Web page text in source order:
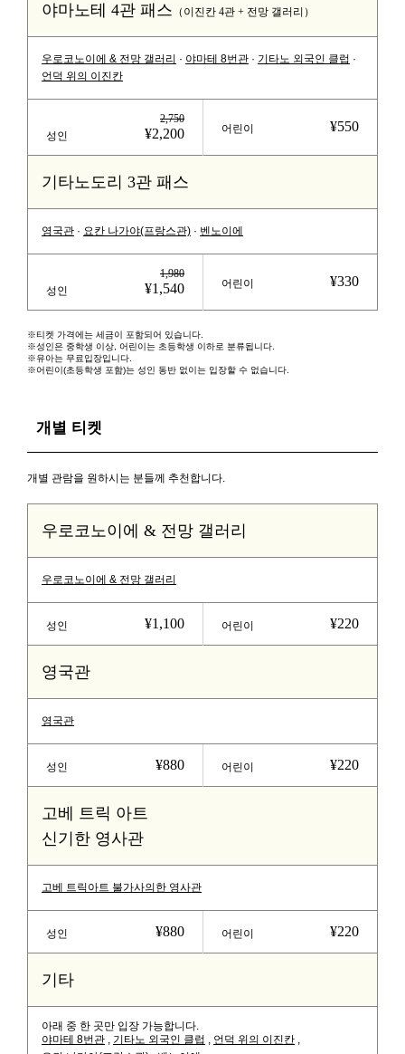
야마노테 4관 패스 （이진칸 4관 + 전망 갤러리）
우로코노이에 & 전망 갤러리 · 야마테 8번관 · 기타노 외국인 클럽 ·
언덕 위의 이진칸
성인
2,750
¥2,200 어린이 ¥550
기타노도리 3관 패스
영국관 · 요칸 나가야(프랑스관) · 벤노이에
성인
1,980
¥1,540 어린이 ¥330
※티켓 가격에는 세금이 포함되어 있습니다.
※성인은 중학생 이상, 어린이는 초등학생 이하로 분류됩니다.
※유아는 무료입장입니다.
※어린이(초등학생 포함)는 성인 동반 없이는 입장할 수 없습니다.
개별 티켓
개별 관람을 원하시는 분들께 추천합니다.
우로코노이에 & 전망 갤러리
우로코노이에 & 전망 갤러리
성인 ¥1,100 어린이 ¥220
영국관
영국관
성인 ¥880 어린이 ¥220
고베 트릭 아트
신기한 영사관
고베 트릭아트 불가사의한 영사관
성인 ¥880 어린이 ¥220
기타
아래 중 한 곳만 입장 가능합니다.
야마테 8번관 , 기타노 외국인 클럽 , 언덕 위의 이진칸 ,